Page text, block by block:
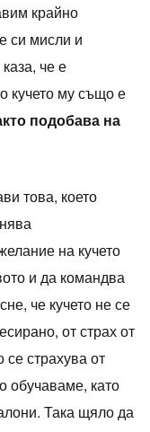
крайно
си мисли и
че е
кучето му също е
подобава на
това, което
на кучето
и да командва
че кучето не се
от страх от
страхува от
обучаваме, като
Така щяло да